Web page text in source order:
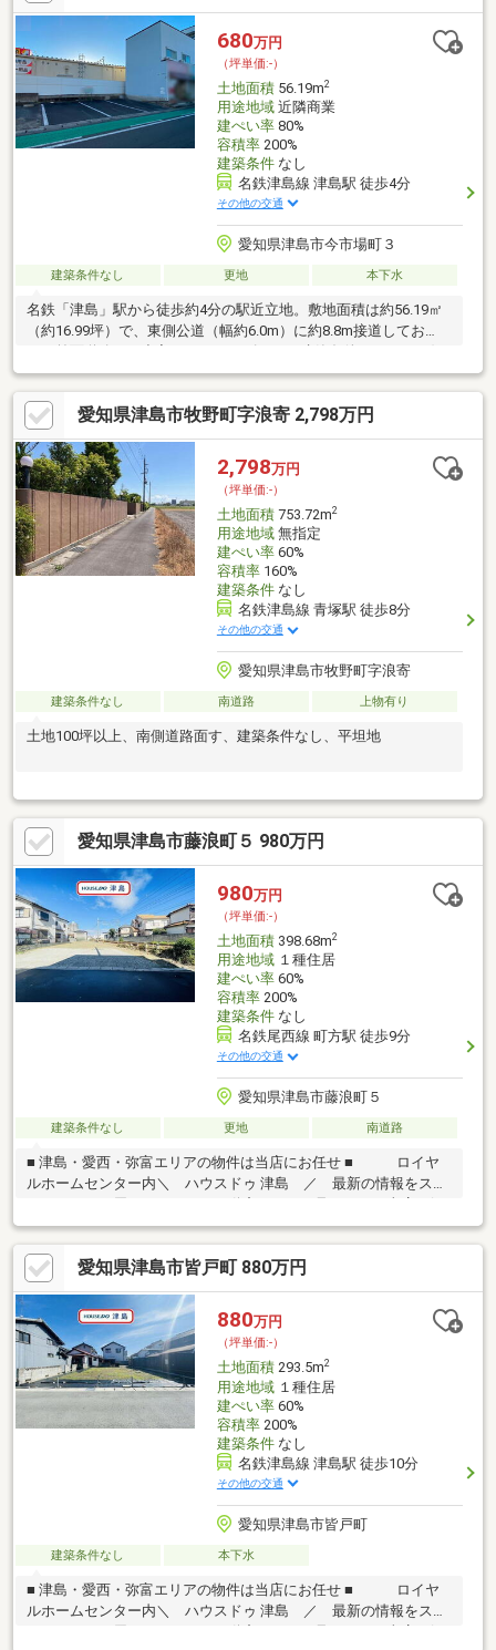
と、詳細をご覧いただけます。
680万円
（坪単価:-）
土地面積56.19m2
用途地域近隣商業
建ぺい率80%
容積率200%
建築条件なし
名鉄津島線 津島駅 徒歩4分
その他の交通
愛知県津島市今市場町３
建築条件なし 更地 本下水
名鉄「津島」駅から徒歩約4分の駅近立地。敷地面積は約56.19㎡
（約16.99坪）で、東側公道（幅約6.0m）に約8.8m接道してお
みの工務店・ハウスメーカーで自由に建築可能。現況南側が駐車
場のため、日照も確保しやすい立地となっております（将来の利
用状況により変動の可能性あり）。生活利便施設が徒歩圏内に揃
い、駅近ながら落ち着いた住環境も魅力。確定測量後にてお引渡
し予定です。
愛知県津島市牧野町字浪寄 2,798万円
2,798万円
（坪単価:-）
土地面積753.72m2
用途地域無指定
建ぺい率60%
容積率160%
建築条件なし
名鉄津島線 青塚駅 徒歩8分
その他の交通
愛知県津島市牧野町字浪寄
建築条件なし 南道路 上物有り
土地100坪以上、南側道路面す、建築条件なし、平坦地
愛知県津島市藤浪町５ 980万円
980万円
（坪単価:-）
土地面積398.68m2
用途地域１種住居
建ぺい率60%
容積率200%
建築条件なし
名鉄尾西線 町方駅 徒歩9分
その他の交通
愛知県津島市藤浪町５
建築条件なし 更地 南道路
■ 津島・愛西・弥富エリアの物件は当店にお任せ ■ ロイヤ
ルホームセンター内＼ ハウスドゥ 津島 ／ 最新の情報をスピ
決！ネットに掲載していない物件は店頭でご紹介いたします。◆
北小学校/藤浪中学校◆現況更地◆南側公道に接道◆間口約11.7ｍ
◆名鉄町方駅まで徒歩約9分※写真をクリックすると、詳細をご覧
いただけます。
愛知県津島市皆戸町 880万円
880万円
（坪単価:-）
土地面積293.5m2
用途地域１種住居
建ぺい率60%
容積率200%
建築条件なし
名鉄津島線 津島駅 徒歩10分
その他の交通
愛知県津島市皆戸町
建築条件なし 本下水
■ 津島・愛西・弥富エリアの物件は当店にお任せ ■ ロイヤ
ルホームセンター内＼ ハウスドゥ 津島 ／ 最新の情報をスピ
ーディーにお届け！あれこれ不動産サイトを見なくても当店で解